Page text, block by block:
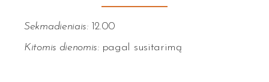
Sekmadieniais: 12.00
Kitomis dienomis: pagal susitarimą